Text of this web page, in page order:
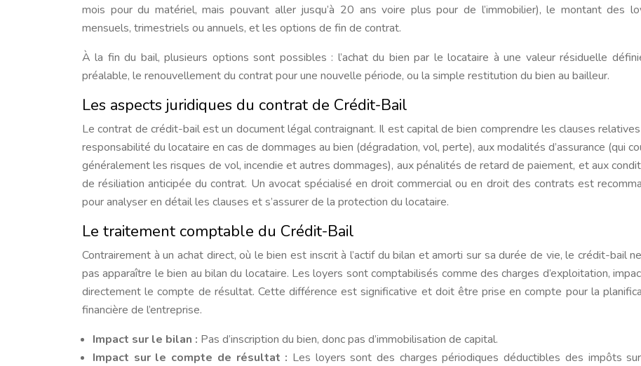
mois pour du matériel, mais pouvant aller jusqu’à 20 ans voire plus pour de l’immobilier), le montant des
mensuels, trimestriels ou annuels, et les options de fin de contrat.
À la fin du bail, plusieurs options sont possibles : l’achat du bien par le locataire à une valeur résiduelle
préalable, le renouvellement du contrat pour une nouvelle période, ou la simple restitution du bien au bailleur.
Les aspects juridiques du contrat de Crédit-Bail
Le contrat de crédit-bail est un document légal contraignant. Il est capital de bien comprendre les clauses
responsabilité du locataire en cas de dommages au bien (dégradation, vol, perte), aux modalités d’assurance (qui
généralement les risques de vol, incendie et autres dommages), aux pénalités de retard de paiement, et aux
de résiliation anticipée du contrat. Un avocat spécialisé en droit commercial ou en droit des contrats est
pour analyser en détail les clauses et s’assurer de la protection du locataire.
Le traitement comptable du Crédit-Bail
Contrairement à un achat direct, où le bien est inscrit à l’actif du bilan et amorti sur sa durée de vie, le crédit-bail
pas apparaître le bien au bilan du locataire. Les loyers sont comptabilisés comme des charges d’exploitation,
directement le compte de résultat. Cette différence est significative et doit être prise en compte pour la
financière de l’entreprise.
Impact sur le bilan : Pas d’inscription du bien, donc pas d’immobilisation de capital.
Impact sur le compte de résultat : Les loyers sont des charges périodiques déductibles des impôts